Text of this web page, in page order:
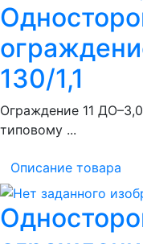
130/1,1
Ограждение 11
типовому ...
Описание товара